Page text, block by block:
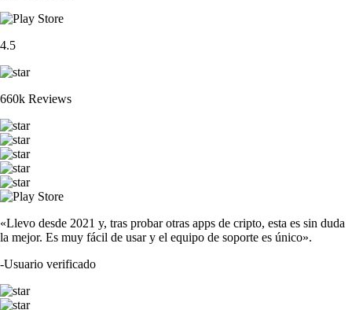
4.5
660k Reviews
«Llevo desde 2021 y, tras probar otras apps de cripto, esta es sin duda
la mejor. Es muy fácil de usar y el equipo de soporte es único».
-Usuario verificado